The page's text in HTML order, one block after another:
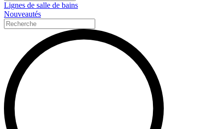
Lignes de salle de bains
Nouveautés